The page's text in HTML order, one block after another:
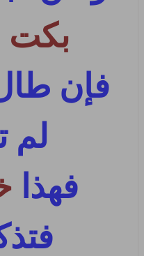
بكت
فإن
لم
فهذا